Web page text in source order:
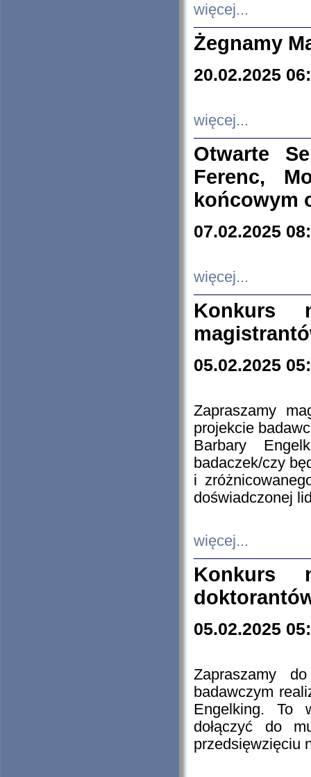
więcej...
Żegnamy
20.02.2025
więcej...
Otwarte
Ferenc,
końcowym
07.02.2025
więcej...
Konkurs
05.02.2025
Zapraszamy
projekcie
Barbary
badaczek/czy
i
doświadczonej
więcej...
Konkurs
05.02.2025
Zapraszamy
badawczym
Engelking. To
dołączyć do
przedsięwzięciu